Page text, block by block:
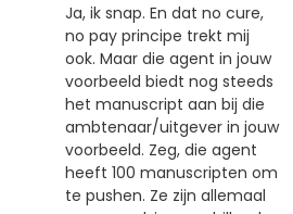
Ja, ik snap. En dat no cure,
no pay principe trekt mij
ook. Maar die agent in jouw
voorbeeld biedt nog steeds
het manuscript aan bij die
ambtenaar/uitgever in jouw
voorbeeld. Zeg, die agent
heeft 100 manuscripten om
te pushen. Ze zijn allemaal